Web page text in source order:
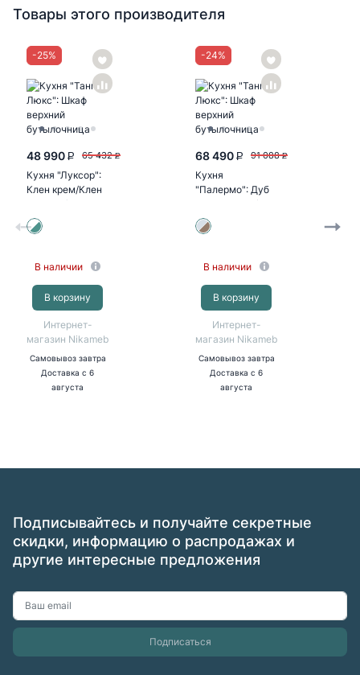
Товары этого производителя
-25%
48 990 P 65 432 P
Кухня "Луксор":
Клен крем/Клен
бирюза (корпус
белый)
В наличии
В корзину
Интернет-
магазин Nikameb
Самовывоз завтра
Доставка с 6
августа
-24%
68 490 P 91 088 P
Кухня
"Палермо": Дуб
остин серый/Дуб
остин беж
(корпус дуб...
В наличии
В корзину
Интернет-
магазин Nikameb
Самовывоз завтра
Доставка с 6
августа
Подписывайтесь и получайте секретные
скидки, информацию о распродажах и
другие интересные предложения